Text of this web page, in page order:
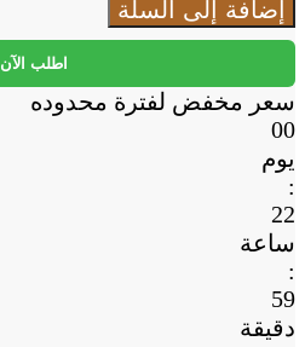
روبوت
بريموت
كنترول
إضافة إلى السلة
اطلب الآن
سعر مخفض لفترة محدوده
00
يوم
:
22
ساعة
:
59
دقيقة